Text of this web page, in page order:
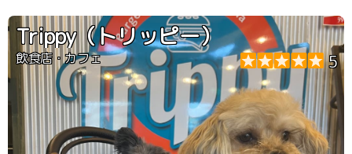
Trippy（トリッピー）
飲食店・カフェ 5